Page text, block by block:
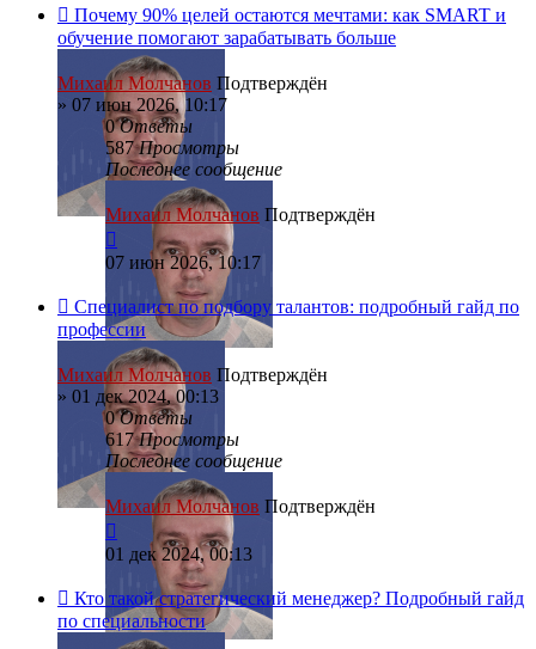
Почему 90% целей остаются мечтами: как SMART и
обучение помогают зарабатывать больше
Михаил Молчанов Подтверждён
» 07 июн 2026, 10:17
0Ответы
587Просмотры
Последнее сообщение
Михаил Молчанов Подтверждён
07 июн 2026, 10:17
Специалист по подбору талантов: подробный гайд по
профессии
Михаил Молчанов Подтверждён
» 01 дек 2024, 00:13
0Ответы
617Просмотры
Последнее сообщение
Михаил Молчанов Подтверждён
01 дек 2024, 00:13
Кто такой стратегический менеджер? Подробный гайд
по специальности